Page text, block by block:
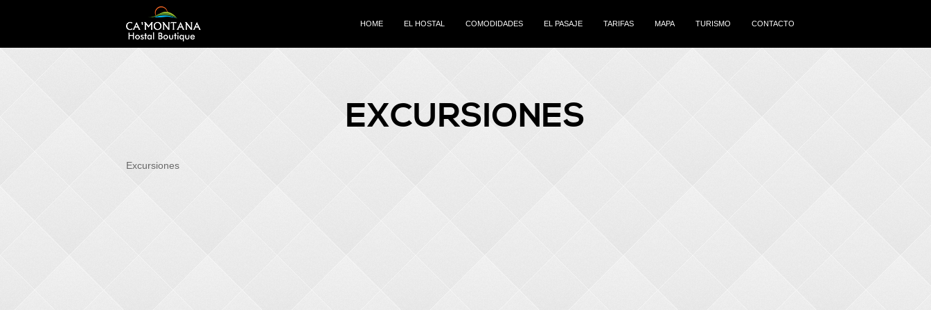
HOME EL HOSTAL COMODIDADES EL PASAJE TARIFAS MAPA TURISMO CONTACTO
EXCURSIONES
Excursiones